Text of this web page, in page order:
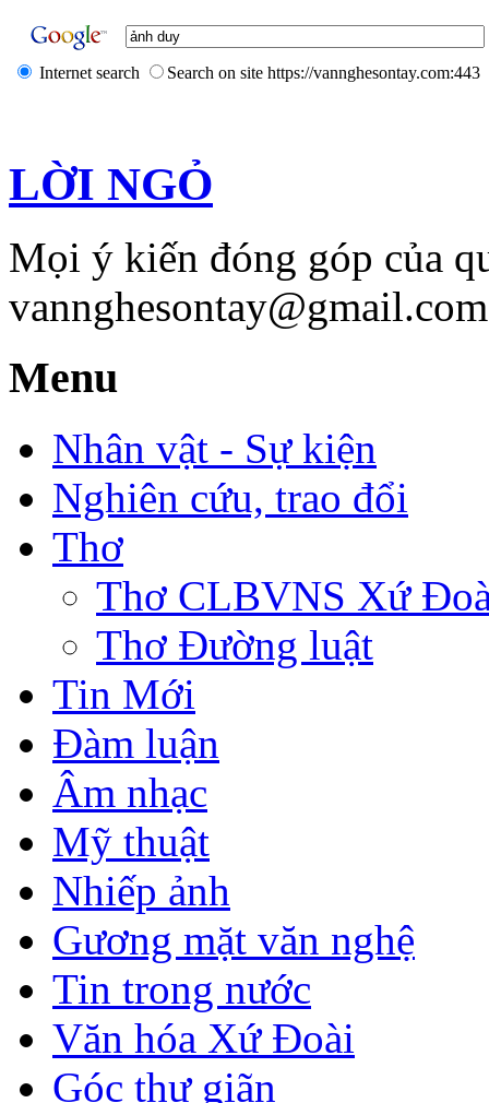
Internet search Search on site https://vannghesontay.com:443
LỜI NGỎ
Mọi ý kiến đóng góp của
Menu
Nhân vật - Sự kiện
Nghiên cứu, trao đổi
Thơ
Thơ CLBVNS Xứ
Thơ Đường luật
Tin Mới
Đàm luận
Âm nhạc
Mỹ thuật
Nhiếp ảnh
Gương mặt văn nghệ
Tin trong nước
Văn hóa Xứ Đoài
Góc thư giãn